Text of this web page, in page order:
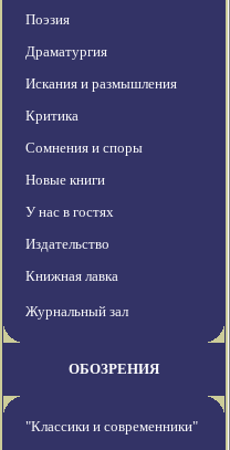
Поэзия
Драматургия
Искания и размышления
Критика
Сомнения и споры
Новые книги
У нас в гостях
Издательство
Книжная лавка
Журнальный зал
ОБОЗРЕНИЯ
"Классики и современники"